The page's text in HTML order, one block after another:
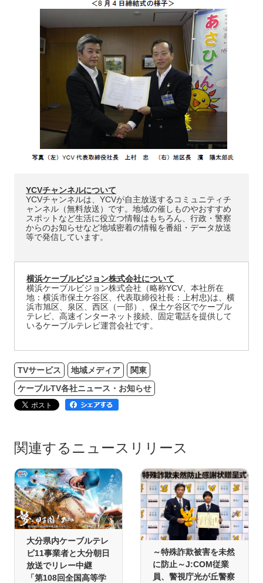
YCVチャンネルについて
YCVチャンネルは、YCVが自主放送するコミュニティチ
ャンネル（無料放送）です。地域の催しものやおすすめ
スポットなど生活に役立つ情報はもちろん、行政・警察
からのお知らせなど地域密着の情報を番組・データ放送
等で発信しています。
横浜ケーブルビジョン株式会社について
横浜ケーブルビジョン株式会社（略称YCV、本社所在
地：横浜市保土ケ谷区、代表取締役社長：上村忠)は、横
浜市旭区、泉区、西区（一部）、保土ケ谷区でケーブル
テレビ、高速インターネット接続、固定電話を提供して
いるケーブルテレビ運営会社です。
TVサービス 地域メディア
関東
ケーブルTV各社ニュース・お知らせ
関連するニュースリリース
大分県内ケーブルテレ
ビ11事業者と大分朝日
放送でリレー中継
「第108回全国高等学
～特殊詐欺被害を未然
に防止～J:COM従業
員、警視庁光が丘警察